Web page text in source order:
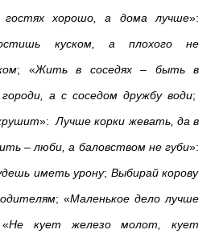
хорошо, а дома лучше»:
куском, а плохого не
; «Жить в соседях – быть в
а с соседом дружбу води;
»:Лучше корки жевать, да в
– люби, а баловством не губи»:
иметь урону; Выбирай корову
; «Маленькое дело лучше
Не кует железо молот, кует